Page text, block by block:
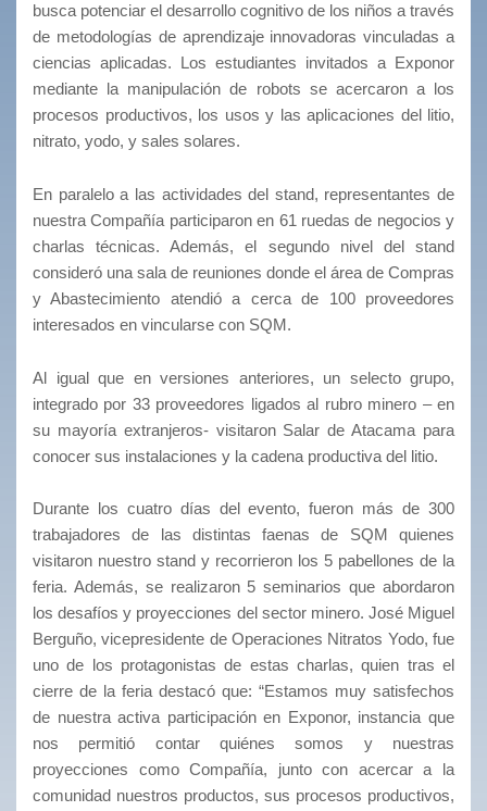
busca potenciar el desarrollo cognitivo de los niños a través
de metodologías de aprendizaje innovadoras vinculadas a
ciencias aplicadas. Los estudiantes invitados a Exponor
mediante la manipulación de robots se acercaron a los
procesos productivos, los usos y las aplicaciones del litio,
nitrato, yodo, y sales solares.
En paralelo a las actividades del stand, representantes de
nuestra Compañía participaron en 61 ruedas de negocios y
charlas técnicas. Además, el segundo nivel del stand
consideró una sala de reuniones donde el área de Compras
y Abastecimiento atendió a cerca de 100 proveedores
interesados en vincularse con SQM.
Al igual que en versiones anteriores, un selecto grupo,
integrado por 33 proveedores ligados al rubro minero – en
su mayoría extranjeros- visitaron Salar de Atacama para
conocer sus instalaciones y la cadena productiva del litio.
Durante los cuatro días del evento, fueron más de 300
trabajadores de las distintas faenas de SQM quienes
visitaron nuestro stand y recorrieron los 5 pabellones de la
feria. Además, se realizaron 5 seminarios que abordaron
los desafíos y proyecciones del sector minero. José Miguel
Berguño, vicepresidente de Operaciones Nitratos Yodo, fue
uno de los protagonistas de estas charlas, quien tras el
cierre de la feria destacó que: “Estamos muy satisfechos
de nuestra activa participación en Exponor, instancia que
nos permitió contar quiénes somos y nuestras
proyecciones como Compañía, junto con acercar a la
comunidad nuestros productos, sus procesos productivos,